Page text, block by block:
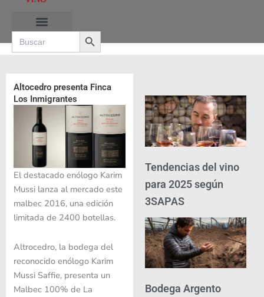
contenido
Search
for:
Search Button
Altocedro presenta Finca
Los Inmigrantes
El destacado enólogo Karim
Mussi lanza al mercado este
malbec 2016, una edición
limitada de 2400 botellas.
Altrocedro, la bodega del
reconocido enólogo Karim
Mussi Saffie, presenta un
Malbec 100% de La
Tendencias del vino
para 2025 según
3SAPAS
Bodega Argento